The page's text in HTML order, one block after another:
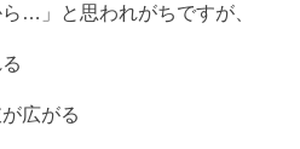
…」と思われがちですが、
広がる